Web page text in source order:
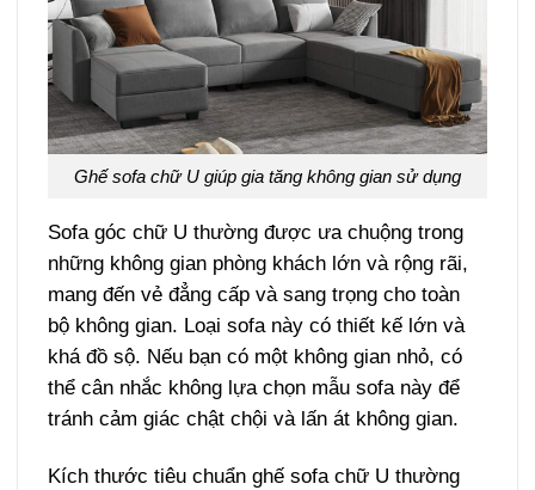
Ghế sofa chữ U giúp gia tăng không gian sử dụng
Sofa góc chữ U thường được ưa chuộng trong
những không gian phòng khách lớn và rộng rãi,
mang đến vẻ đẳng cấp và sang trọng cho toàn
bộ không gian. Loại sofa này có thiết kế lớn và
khá đồ sộ. Nếu bạn có một không gian nhỏ, có
thể cân nhắc không lựa chọn mẫu sofa này để
tránh cảm giác chật chội và lấn át không gian.
Kích thước tiêu chuẩn ghế sofa chữ U thường